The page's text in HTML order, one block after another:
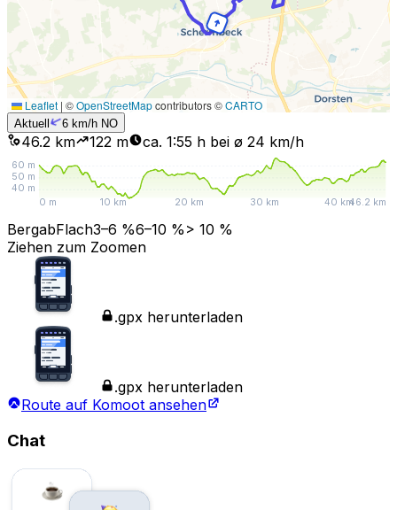
Leaflet | ©OpenStreetMapcontributors ©CARTO
Aktuell 6 km/h NO
46.2 km 122 m ca. 1:55 h bei ø 24 km/h
40 m
50 m
60 m
0 m 10 km 20 km 30 km 40 km46.2 km
BergabFlach3–6 %6–10 % > 10 %
Ziehen zum Zoomen
.gpx herunterladen
.gpx herunterladen
Route auf Komoot ansehen
Chat